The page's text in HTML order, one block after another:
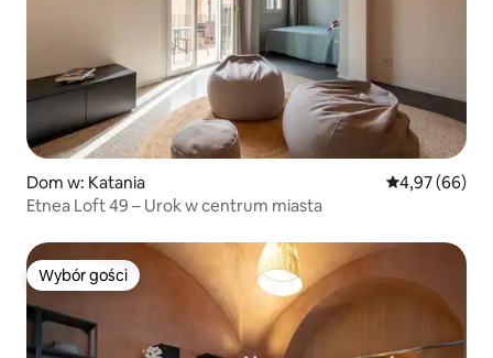
Dom w: Katania Średnia
4,97 (66)
Etnea Loft 49 – Urok w centrum miasta
Wybór gości
Wybór gości